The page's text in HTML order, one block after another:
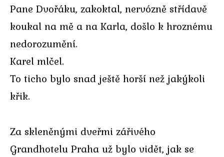
Pane Dvořáku, zakoktal, nervózně střídavě
koukal na mě a na Karla, došlo k hroznému
nedorozumění.
Karel mlčel.
To ticho bylo snad ještě horší než jakýkoli
křik.
Za skleněnými dveřmi zářivého
Grandhotelu Praha už bylo vidět, jak se